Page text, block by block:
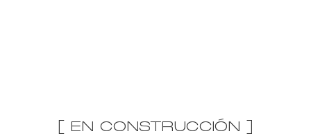
[ EN CONSTRUCCIÓN ]